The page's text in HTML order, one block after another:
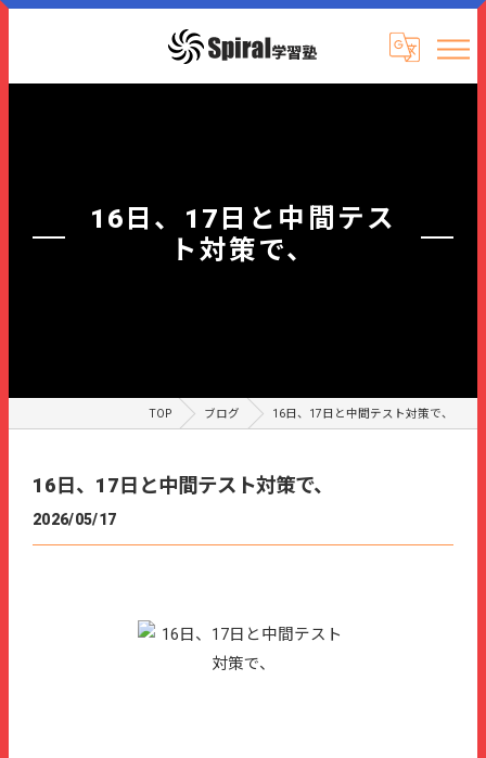
16日、17日と中間テス
ト対策で、
TOP ブログ 16日、17日と中間テスト対策で、
16日、17日と中間テスト対策で、
2026/05/17